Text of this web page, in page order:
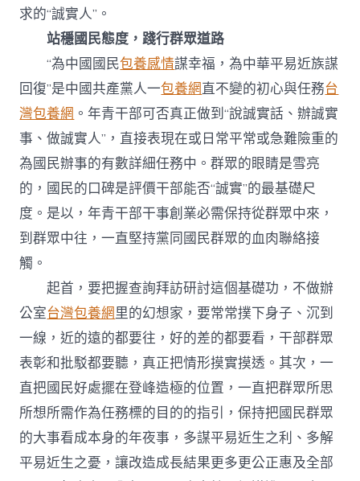
求的“誠實人”。
站穩國民態度，踐行群眾道路
“為中國國民包養感情謀幸福，為中華平易近族謀
回復”是中國共產黨人一包養網直不變的初心與任務台
灣包養網 。年青干部可否真正做到“說誠實話、辦誠實
事、做誠實人”，直接表現在或日常平常或急難險重的
為國民辦事的有數詳細任務中。群眾的眼睛是雪亮
的，國民的口碑是評價干部能否“誠實”的最基礎尺
度。是以，年青干部干事創業必需保持從群眾中來，
到群眾中往，一直堅持黨同國民群眾的血肉聯絡接
觸。
起首，要把握查詢拜訪研討這個基礎功，不做辦
公室台灣包養網里的幻想家，要常常撲下身子、沉到
一線，近的遠的都要往，好的差的都要看，干部群眾
表彰和批駁都要聽，真正把情形摸實摸透。其次，一
直把國民好處擺在登峰造極的位置，一直把群眾所思
所想所需作為任務標的目的的指引，保持把國民群眾
的大事看成本身的年夜事，多謀平易近生之利、多解
平易近生之憂，讓改造成長結果更多更公正惠及全部